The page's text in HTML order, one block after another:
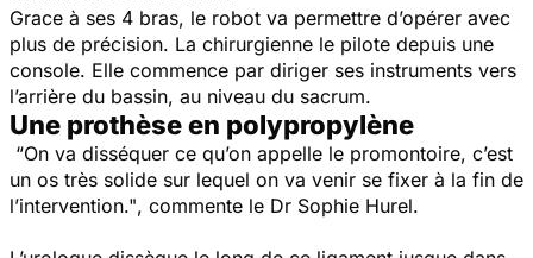
Grace à ses 4 bras, le robot va permettre d’opérer avec
plus de précision. La chirurgienne le pilote depuis une
console. Elle commence par diriger ses instruments vers
l’arrière du bassin, au niveau du sacrum.
Une prothèse en polypropylène
“On va disséquer ce qu’on appelle le promontoire, c’est
un os très solide sur lequel on va venir se fixer à la fin de
l’intervention.", commente le Dr Sophie Hurel.